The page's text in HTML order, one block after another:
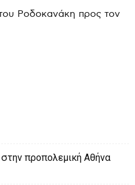
Ροδοκανάκη προς τον
προπολεμική Αθήνα